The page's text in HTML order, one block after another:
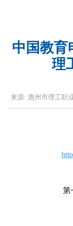
中国教育
理
来源: 惠州市理工职
第